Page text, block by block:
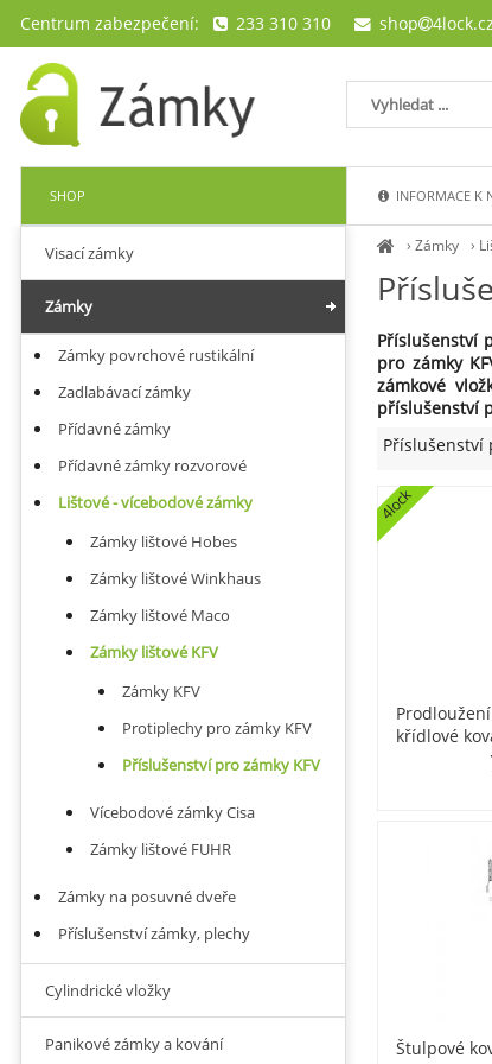
›Zámky ›
Příslušenství
pro zámky
zámkové
příslušenství
Příslušenství
křídlové
4lock
Štulpové
Visací zámky
Zámky
Zámky povrchové rustikální
Zadlabávací zámky
Přídavné zámky
Přídavné zámky rozvorové
Lištové - vícebodové zámky
Zámky lištové Hobes
Zámky lištové Winkhaus
Zámky lištové Maco
Zámky lištové KFV
Zámky KFV
Protiplechy pro zámky KFV
Příslušenství pro zámky KFV
Vícebodové zámky Cisa
Zámky lištové FUHR
Zámky na posuvné dveře
Příslušenství zámky, plechy
Cylindrické vložky
Panikové zámky a kování
SHOP INFORMACE K
Centrum zabezpečení: 233 310 310 shop 4lock.cz